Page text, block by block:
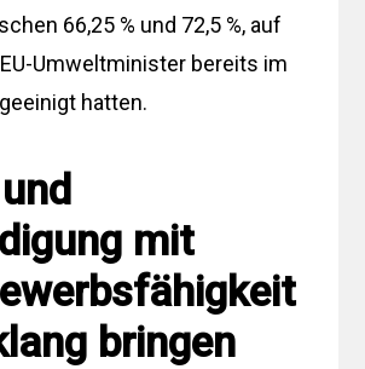
66,25 % und 72,5 %, auf
Umweltminister bereits im
hatten.
mit
bringen